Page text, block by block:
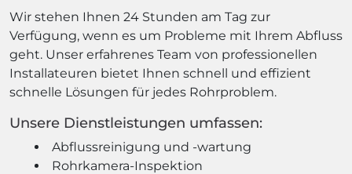
Wir stehen Ihnen 24 Stunden am Tag zur
Verfügung, wenn es um Probleme mit Ihrem Abfluss
geht. Unser erfahrenes Team von professionellen
Installateuren bietet Ihnen schnell und effizient
schnelle Lösungen für jedes Rohrproblem.
Unsere Dienstleistungen umfassen:
Abflussreinigung und -wartung
Rohrkamera-Inspektion